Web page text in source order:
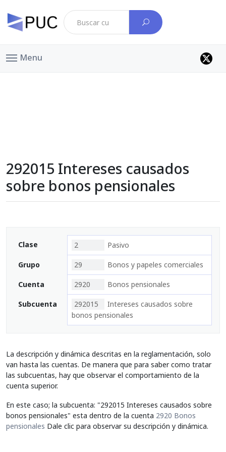
Menu
292015 Intereses causados
sobre bonos pensionales
Clase 2 Pasivo
Grupo 29 Bonos y papeles comerciales
Cuenta 2920 Bonos pensionales
Subcuenta 292015
Intereses causados sobre
bonos pensionales
La descripción y dinámica descritas en la reglamentación, solo
van hasta las cuentas. De manera que para saber como tratar
las subcuentas, hay que observar el comportamiento de la
cuenta superior.
En este caso; la subcuenta: "292015 Intereses causados sobre
bonos pensionales" esta dentro de la cuenta 2920 Bonos
pensionales Dale clic para observar su descripción y dinámica.